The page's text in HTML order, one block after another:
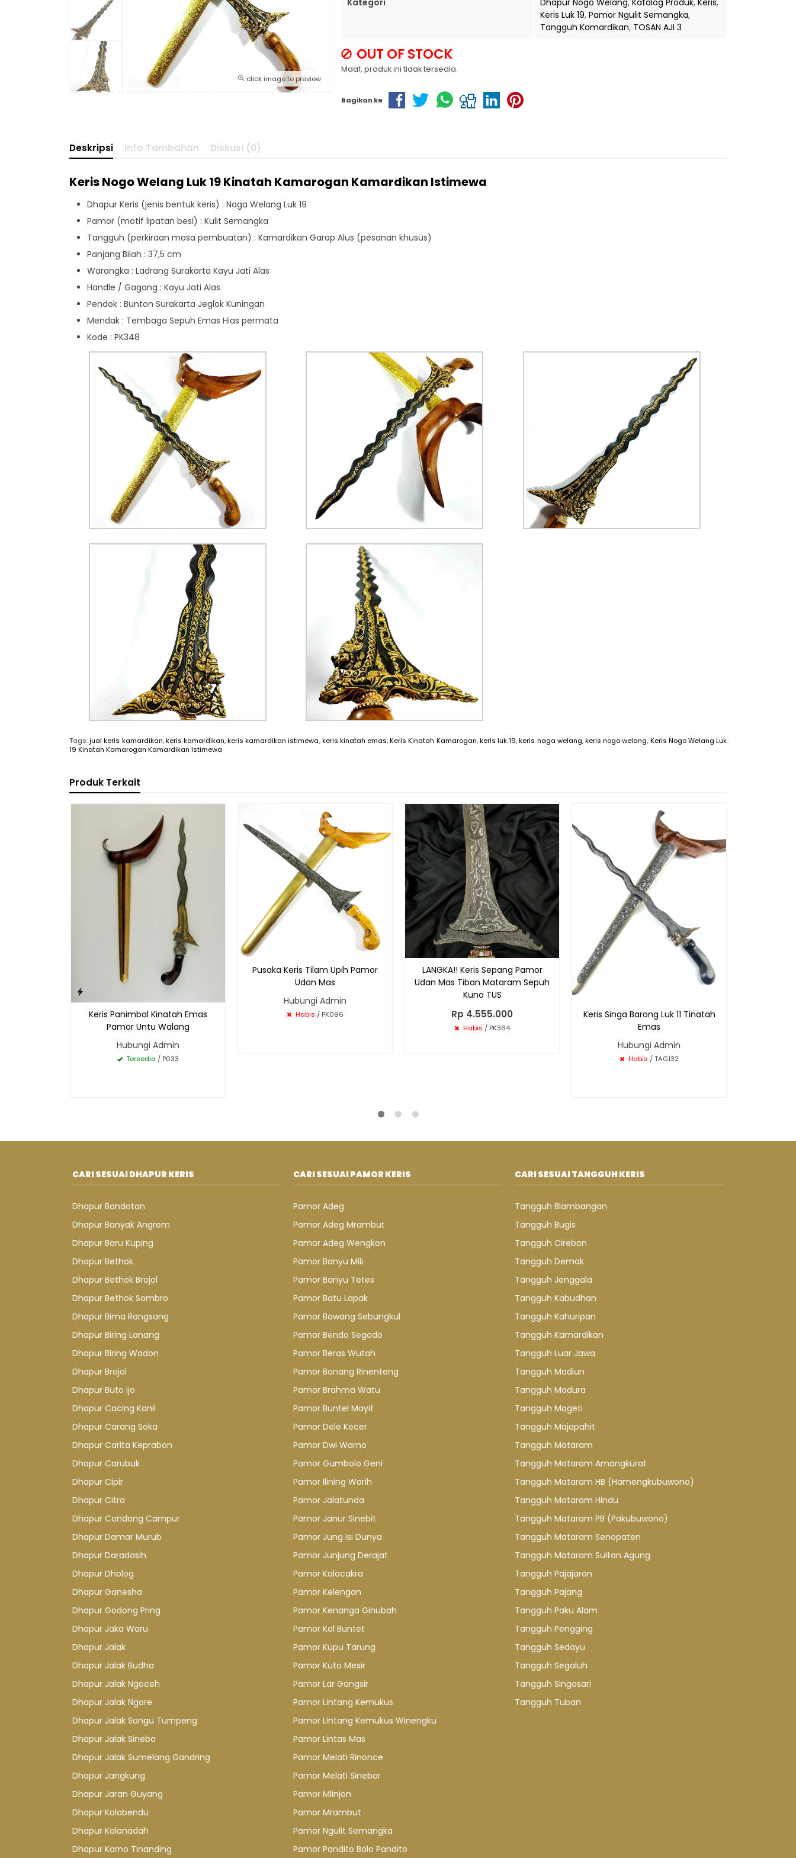
click image to preview
Kategori
Dhapur Nogo Welang, Katalog Produk, Keris,
Keris Luk 19, Pamor Ngulit Semangka,
Tangguh Kamardikan, TOSAN AJI 3
OUT OF STOCK
Maaf, produk ini tidak tersedia.
Bagikan ke
Deskripsi Info Tambahan Diskusi (0)
Keris Nogo Welang Luk 19 Kinatah Kamarogan Kamardikan Istimewa
Dhapur Keris (jenis bentuk keris) : Naga Welang Luk 19
Pamor (motif lipatan besi) : Kulit Semangka
Tangguh (perkiraan masa pembuatan) : Kamardikan Garap Alus (pesanan khusus)
Panjang Bilah : 37,5 cm
Warangka : Ladrang Surakarta Kayu Jati Alas
Handle / Gagang : Kayu Jati Alas
Pendok : Bunton Surakarta Jeglok Kuningan
Mendak : Tembaga Sepuh Emas Hias permata
Kode : PK348
Tags:jual keris kamardikan,keris kamardikan,keris kamardikan istimewa,keris kinatah emas,Keris Kinatah Kamarogan,keris luk 19,keris naga welang,keris nogo welang, Keris Nogo Welang Luk
19 Kinatah Kamarogan Kamardikan Istimewa
Produk Terkait
Keris Panimbal Kinatah Emas
Pamor Untu Walang
Hubungi Admin
Tersedia / P033
Pusaka Keris Tilam Upih Pamor
Udan Mas
Hubungi Admin
Habis / PK096
LANGKA!! Keris Sepang Pamor
Udan Mas Tiban Mataram Sepuh
Kuno TUS
Rp 4.555.000
Habis / PK364
Keris Singa Barong Luk 11 Tinatah
Emas
Hubungi Admin
Habis / TAG132
CARI SESUAI DHAPUR KERIS
Dhapur Bandotan
Dhapur Banyak Angrem
Dhapur Baru Kuping
Dhapur Bethok
Dhapur Bethok Brojol
Dhapur Bethok Sombro
Dhapur Bima Rangsang
Dhapur Biring Lanang
Dhapur Biring Wadon
Dhapur Brojol
Dhapur Buto Ijo
Dhapur Cacing Kanil
Dhapur Carang Soka
Dhapur Carita Keprabon
Dhapur Carubuk
Dhapur Cipir
Dhapur Citra
Dhapur Condong Campur
Dhapur Damar Murub
Dhapur Daradasih
Dhapur Dholog
Dhapur Ganesha
Dhapur Godong Pring
Dhapur Jaka Waru
Dhapur Jalak
Dhapur Jalak Budha
Dhapur Jalak Ngoceh
Dhapur Jalak Ngore
Dhapur Jalak Sangu Tumpeng
Dhapur Jalak Sinebo
Dhapur Jalak Sumelang Gandring
Dhapur Jangkung
Dhapur Jaran Guyang
Dhapur Kalabendu
Dhapur Kalanadah
Dhapur Karno Tinanding
CARI SESUAI PAMOR KERIS
Pamor Adeg
Pamor Adeg Mrambut
Pamor Adeg Wengkon
Pamor Banyu Mili
Pamor Banyu Tetes
Pamor Batu Lapak
Pamor Bawang Sebungkul
Pamor Bendo Segodo
Pamor Beras Wutah
Pamor Bonang Rinenteng
Pamor Brahma Watu
Pamor Buntel Mayit
Pamor Dele Kecer
Pamor Dwi Warno
Pamor Gumbolo Geni
Pamor Ilining Warih
Pamor Jalatunda
Pamor Janur Sinebit
Pamor Jung Isi Dunya
Pamor Junjung Derajat
Pamor Kalacakra
Pamor Kelengan
Pamor Kenanga Ginubah
Pamor Kol Buntet
Pamor Kupu Tarung
Pamor Kuto Mesir
Pamor Lar Gangsir
Pamor Lintang Kemukus
Pamor Lintang Kemukus Winengku
Pamor Lintas Mas
Pamor Melati Rinonce
Pamor Melati Sinebar
Pamor Mlinjon
Pamor Mrambut
Pamor Ngulit Semangka
Pamor Pandito Bolo Pandito
CARI SESUAI TANGGUH KERIS
Tangguh Blambangan
Tangguh Bugis
Tangguh Cirebon
Tangguh Demak
Tangguh Jenggala
Tangguh Kabudhan
Tangguh Kahuripan
Tangguh Kamardikan
Tangguh Luar Jawa
Tangguh Madiun
Tangguh Madura
Tangguh Mageti
Tangguh Majapahit
Tangguh Mataram
Tangguh Mataram Amangkurat
Tangguh Mataram HB (Hamengkubuwono)
Tangguh Mataram Hindu
Tangguh Mataram PB (Pakubuwono)
Tangguh Mataram Senopaten
Tangguh Mataram Sultan Agung
Tangguh Pajajaran
Tangguh Pajang
Tangguh Paku Alam
Tangguh Pengging
Tangguh Sedayu
Tangguh Segaluh
Tangguh Singosari
Tangguh Tuban